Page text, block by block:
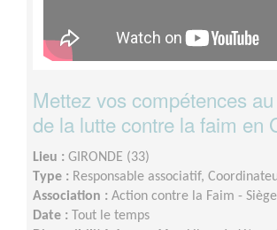
Mettez vos compétences
de la lutte contre la faim en
Lieu : GIRONDE (33)
Type : Responsable associatif,
Association : Action contre la Faim - Siège
Date :
Tout le temps